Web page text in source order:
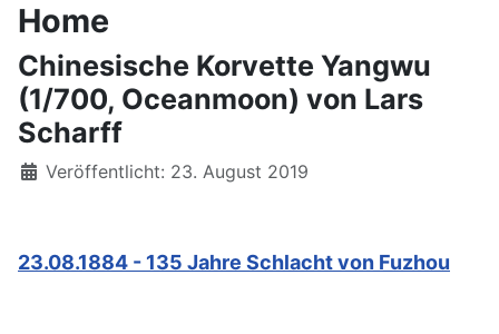
Home
Chinesische Korvette Yangwu
(1/700, Oceanmoon) von Lars
Scharff
Details
Veröffentlicht: 23. August 2019
23.08.1884 - 135 Jahre Schlacht von Fuzhou